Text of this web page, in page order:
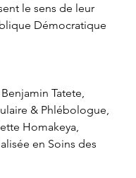
le sens de leur
Démocratique
Tatete,
& Phlébologue,
Homakeya,
en Soins des